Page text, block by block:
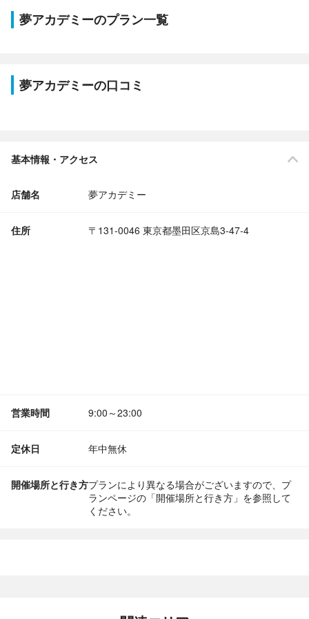
夢アカデミーのプラン一覧
夢アカデミーの口コミ
基本情報・アクセス
店舗名 夢アカデミー
住所 〒131-0046 東京都墨田区京島3-47-4
営業時間 9:00～23:00
定休日 年中無休
開催場所と行き方プランにより異なる場合がございますので、プ
ランページの「開催場所と行き方」を参照して
ください。